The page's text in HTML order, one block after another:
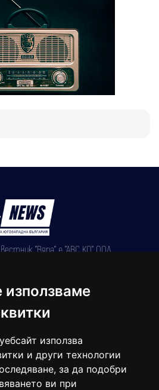
използваме
използва
и други технологии
за да подобри
ви при
"Вяра" е "АВС КО" ООД,
43